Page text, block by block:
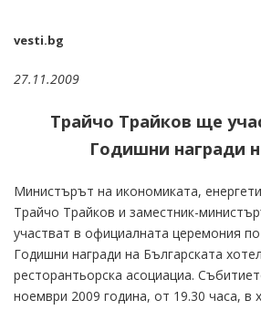
vesti.bg
27.11.2009
Трайчо Трайков ще
Годишни награди
Министърът на икономиката,
Трайчо Трайков и заместник-
участват в официалната церемония
Годишни награди на Българската
ресторантьорска асоциациа.
ноември 2009 година, от 19.30 часа, в